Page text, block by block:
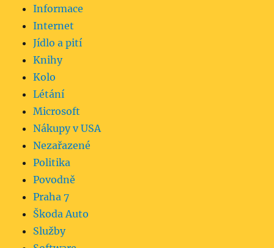
Informace
Internet
Jídlo a pití
Knihy
Kolo
Létání
Microsoft
Nákupy v USA
Nezařazené
Politika
Povodně
Praha 7
Škoda Auto
Služby